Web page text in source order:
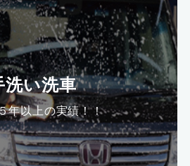
洗い洗車
年以上の実績！！